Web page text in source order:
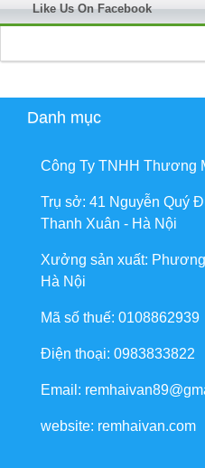
Like Us On Facebook
Danh mục
Công Ty TNHH Thương
Trụ sở: 41 Nguyễn Quý
Thanh Xuân - Hà Nội
Xưởng sản xuất:
Hà Nội
Mã số thuế: 0108862939
Điện thoại: 0983833822
Email:
website: remhaivan.com